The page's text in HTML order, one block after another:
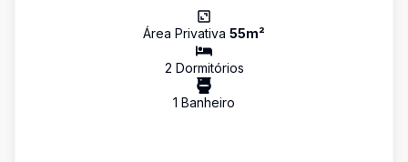
Área Privativa 55m²
2 Dormitórios
1 Banheiro